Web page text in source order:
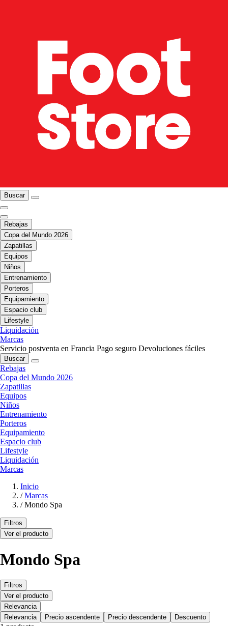
Buscar
Rebajas
Copa del Mundo 2026
Zapatillas
Equipos
Niños
Entrenamiento
Porteros
Equipamiento
Espacio club
Lifestyle
Liquidación
Marcas
Servicio postventa en Francia Pago seguro Devoluciones fáciles
Buscar
Rebajas
Copa del Mundo 2026
Zapatillas
Equipos
Niños
Entrenamiento
Porteros
Equipamiento
Espacio club
Lifestyle
Liquidación
Marcas
Inicio
/ Marcas
/ Mondo Spa
Filtros
Ver el producto
Mondo Spa
Filtros
Ver el producto
Relevancia
Relevancia
Precio ascendente Precio descendente Descuento